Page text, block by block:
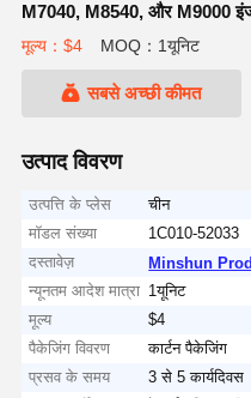
M7040, M8540, और M9000
मूल्य：$4 MOQ：1यूनिट
सबसे अच्छी कीमत
उत्पाद विवरण
उत्पत्ति के प्लेस
चीन
मॉडल संख्या
1C010-52033
दस्तावेज़
Minshun
न्यूनतम आदेश मात्रा 1यूनिट
मूल्य
$4
पैकेजिंग विवरण
कार्टन पैकेजिंग
प्रसव के समय
3 से 5 कार्यदिवस